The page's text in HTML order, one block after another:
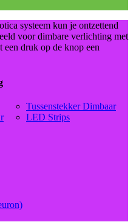
systeem kun je ontzettend
voor dimbare verlichting met
een druk op de knop een
Tussenstekker Dimbaar
LED Strips